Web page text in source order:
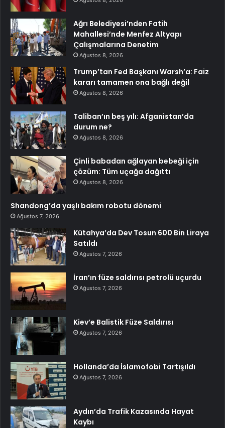
Ağrı Belediyesi’nden Fatih
Mahallesi’nde Menfez Altyapı
Çalışmalarına Denetim
Ağustos 8, 2026
Trump’tan Fed Başkanı Warsh’a: Faiz
kararı tamamen ona bağlı değil
Ağustos 8, 2026
Taliban’ın beş yılı: Afganistan’da
durum ne?
Ağustos 8, 2026
Çinli babadan ağlayan bebeği için
çözüm: Tüm uçağa dağıttı
Ağustos 8, 2026
Shandong’da yaşlı bakım robotu dönemi
Ağustos 7, 2026
Kütahya’da Dev Tosun 600 Bin Liraya
Satıldı
Ağustos 7, 2026
İran’ın füze saldırısı petrolü uçurdu
Ağustos 7, 2026
Kiev’e Balistik Füze Saldırısı
Ağustos 7, 2026
Hollanda’da İslamofobi Tartışıldı
Ağustos 7, 2026
Aydın’da Trafik Kazasında Hayat
Kaybı